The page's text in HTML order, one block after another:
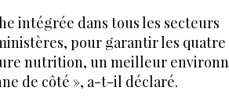
intégrée dans tous les secteurs
pour garantir les
nutrition, un meilleur
de côté », a-t-il déclaré.